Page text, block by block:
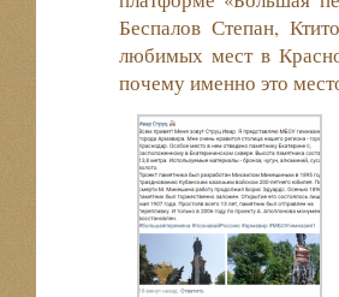
Беспалов Степан,
любимых мест в
почему именно это